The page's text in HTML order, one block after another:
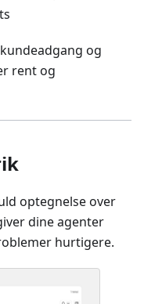
og
rent og
optegnelse over
dine agenter
hurtigere.